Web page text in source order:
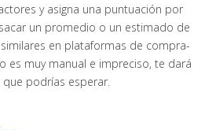
y asigna una puntuación por
un promedio o un estimado de
en plataformas de compra-
es muy manual e impreciso, te dará
podrías esperar.